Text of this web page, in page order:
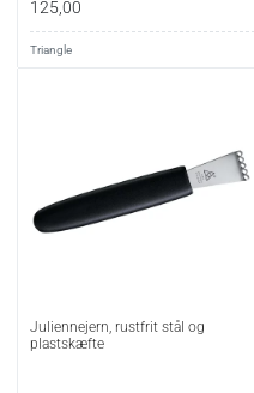
125,00
Triangle
Juliennejern, rustfrit stål og
plastskæfte